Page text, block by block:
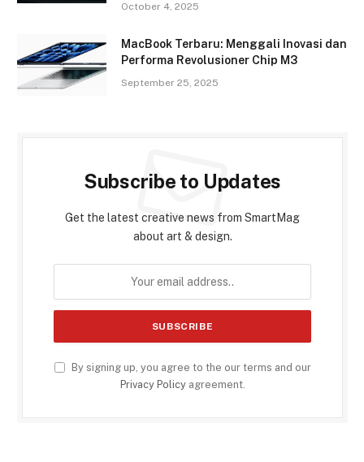
October 4, 2025
MacBook Terbaru: Menggali Inovasi dan
Performa Revolusioner Chip M3
September 25, 2025
Subscribe to Updates
Get the latest creative news from SmartMag
about art & design.
By signing up, you agree to the our terms and our
Privacy Policyagreement.